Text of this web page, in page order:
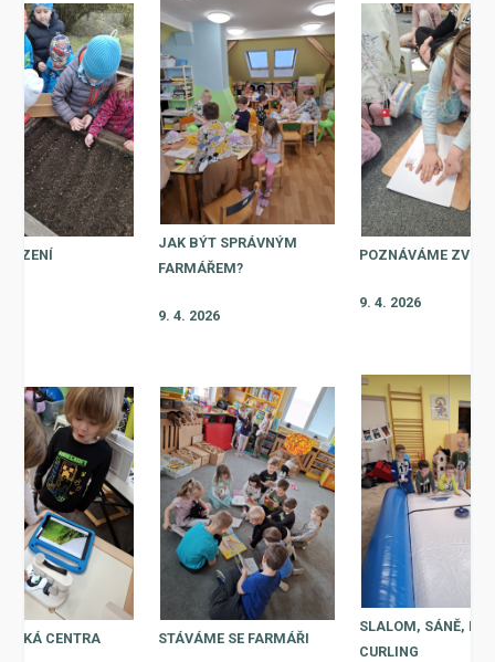
JAK BÝT SPRÁVNÝM
FARMÁŘEM?
9. 4. 2026
POZNÁVÁME
9. 4. 2026
CENTRA STÁVÁME SE FARMÁŘI
SLALOM, SÁNĚ,
CURLING